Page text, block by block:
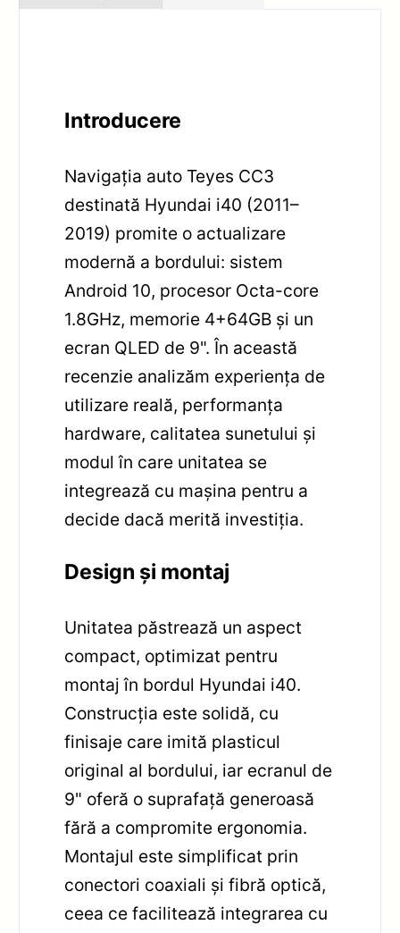
Introducere
Navigația auto Teyes CC3
destinată Hyundai i40 (2011–
2019) promite o actualizare
modernă a bordului: sistem
Android 10, procesor Octa-core
1.8GHz, memorie 4+64GB și un
ecran QLED de 9". În această
recenzie analizăm experiența de
utilizare reală, performanța
hardware, calitatea sunetului și
modul în care unitatea se
integrează cu mașina pentru a
decide dacă merită investiția.
Design și montaj
Unitatea păstrează un aspect
compact, optimizat pentru
montaj în bordul Hyundai i40.
Construcția este solidă, cu
finisaje care imitӑ plasticul
original al bordului, iar ecranul de
9" oferă o suprafață generoasă
fără a compromite ergonomia.
Montajul este simplificat prin
conectori coaxiali și fibră optică,
ceea ce facilitează integrarea cu